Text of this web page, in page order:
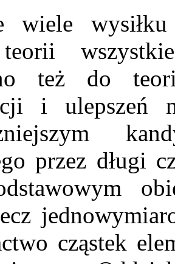
wiele
też do
i ulepszeń
przez długi
cząstek